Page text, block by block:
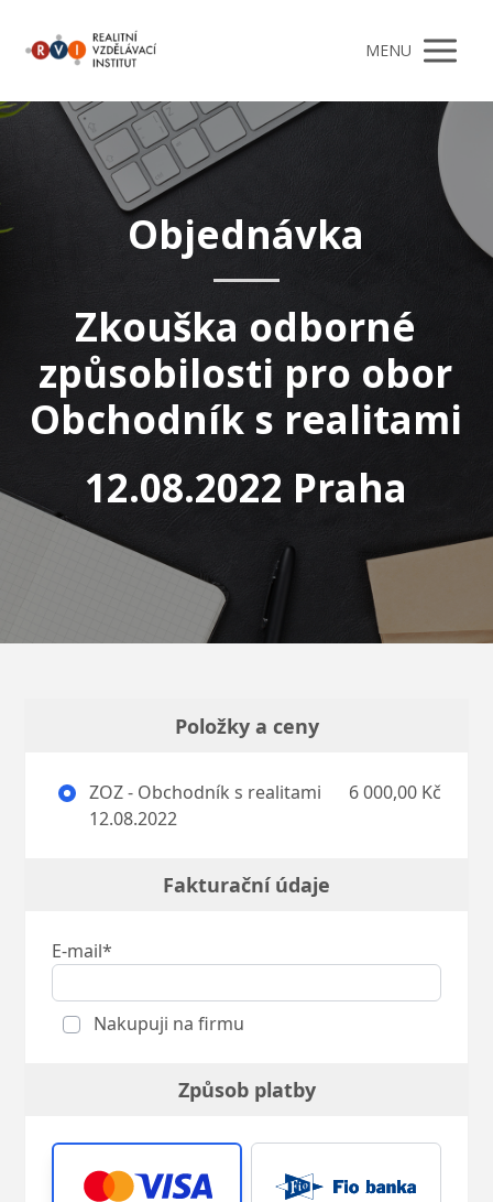
MENU
Objednávka
Zkouška odborné
způsobilosti pro obor
Obchodník s realitami
12.08.2022 Praha
Položky a ceny
ZOZ - Obchodník s realitami
12.08.2022
6 000,00 Kč
Fakturační údaje
E-mail*
Nakupuji na firmu
Způsob platby